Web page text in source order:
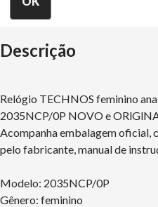
Descrição
Relógio TECHNOS feminino
2035NCP/0P NOVO e
Acompanha embalagem oficial,
pelo fabricante, manual de
Modelo: 2035NCP/0P
Gênero: feminino